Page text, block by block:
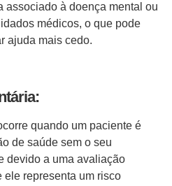
associado à doença mental ou
médicos, o que pode
ajuda mais cedo.
quando um paciente é
de saúde sem o seu
devido a uma avaliação
ele representa um risco